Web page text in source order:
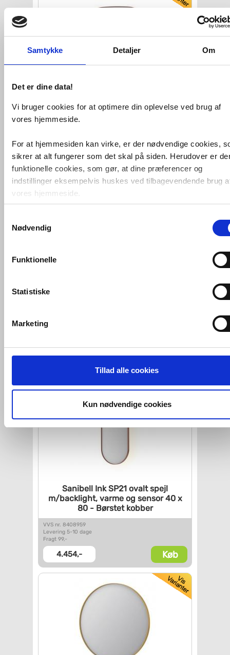
Samtykke Detaljer Om
Det er dine data!
Vi bruger cookies for at optimere din oplevelse ved brug af
vores hjemmeside.
For at hjemmesiden kan virke, er der nødvendige cookies,
sikrer at alt fungerer som det skal på siden. Herudover er
funktionelle cookies, som gør, at dine præferencer og
indstillinger eksempelvis huskes ved tilbagevendende brug
vores hjemmeside.
Foruden nødvendige og funktionelle cookies er der
cookies. Disse bruger vi bl.a. til at måle trafik, omsætning,
marketingcookies, som vi bruger til at målrette vores
markedsføring med henblik på annonceindhold, som giver
cookies. Ved at klikke 'Vis detaljer' nedenfor kan du se
tredjeparts cookies, som vores hjemmeside benytter.
Hvis du accepterer alle cookies, så giver du samtykke til de
ovenfor nævnte formål med de pågældende cookies. Du har
og fra nedenfor. Til enhver tid er det ligeledes muligt, at
dit samtykke, hvis du måtte ønske det.
Du kan se mere om, hvordan vi behandler dine
Nødvendig
Funktionelle
Statistiske
Marketing
Tillad alle cookies
Kun nødvendige cookies
m/ramme 100 x 100 cm -Børstet
Levering 5-10 dage
Fragt 99,-
3.780,- Køb
Sanibell Ink SP29 superellipse
VVS nr. 8409665
4.354,- Køb
Sanibell Ink SP21 ovalt spejl
m/backlight, varme og sensor40 x
80 - Børstet kobber
VVS nr. 8408959
Levering 5-10 dage
Fragt 99,-
4.454,- Køb